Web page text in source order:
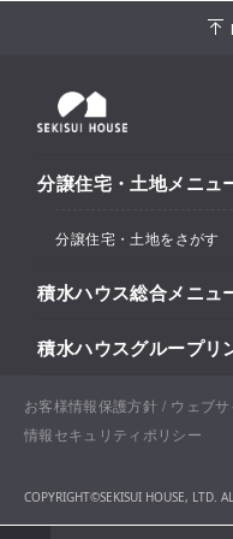
分譲住宅・土地メニュ
分譲住宅・土地をさがす
エリアからさがす
北海道・東北
北海道
岩手
関東甲信越
関西
市区町村からさがす
沿線・駅からさがす
地図からさがす​
積水ハウス総合メニュ
住まい
戸建住宅
分譲マンション（
土地活用
積水ハウスグループリ
積水ハウスサポートプラ
積水ハウスリフォーム
お客様情報保護方針
ウェブ
情報セキュリティポリシー
COPYRIGHT©SEKISUI HOUSE, LTD.